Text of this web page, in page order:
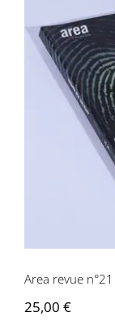
Area
Area revue
25,00 €